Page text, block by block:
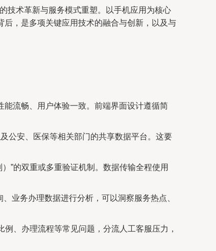
技术革新与服务模式重塑。以手机应用为核心
后，是多项关键应用技术的融合与创新，以及与
能流畅、用户体验一致。前端界面设计遵循简
公安、医保等相关部门的共享数据平台。这要
”的双重或多重验证机制。数据传输全程使用
业务办理数据进行分析，可以洞察服务热点、
、办理流程等常见问题，分流人工客服压力，